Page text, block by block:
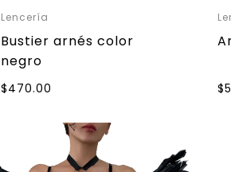
Lencería
Bustier arnés color
negro
$470.00 $